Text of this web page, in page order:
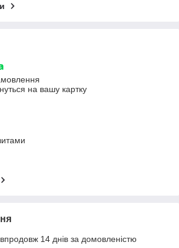
на вашу картку
14 днів за домовленістю